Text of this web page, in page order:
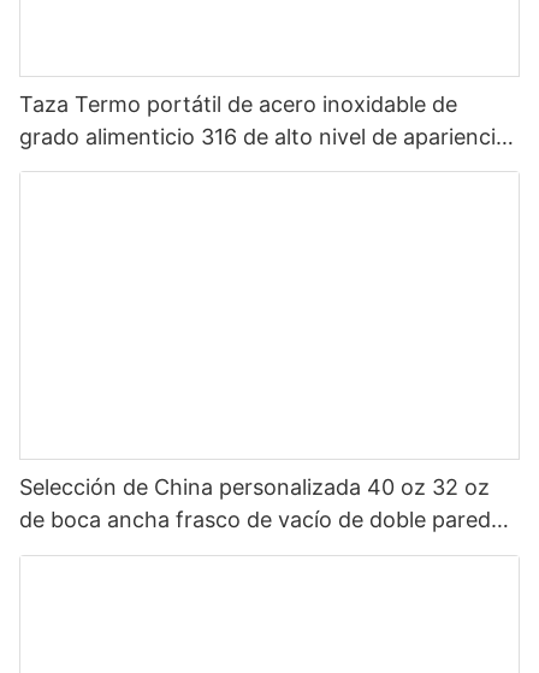
Taza Termo portátil de acero inoxidable de
grado alimenticio 316 de alto nivel de apariencia
Sanrio de dibujos animados portátil para niños
Selección de China personalizada 40 oz 32 oz
de boca ancha frasco de vacío de doble pared
botella de agua deportiva aislada de acero